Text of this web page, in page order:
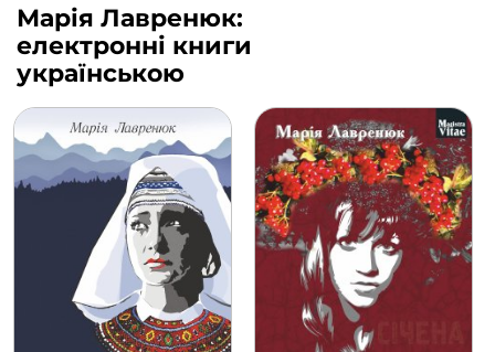
Марія Лавренюк:
електронні книги
українською